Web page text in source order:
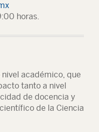
horas.
académico, que
tanto a nivel
de docencia y
de la Ciencia